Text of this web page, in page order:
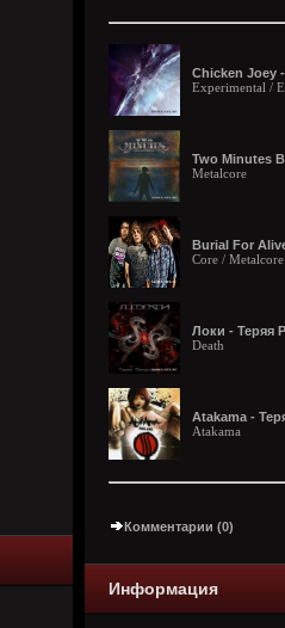
Chicken Joey
Experimental /
Two Minutes
Metalcore
Burial For
Core / Metalcore
Локи - Теряя
Death
Atakama -
Atakama
Комментарии (0)
Информация